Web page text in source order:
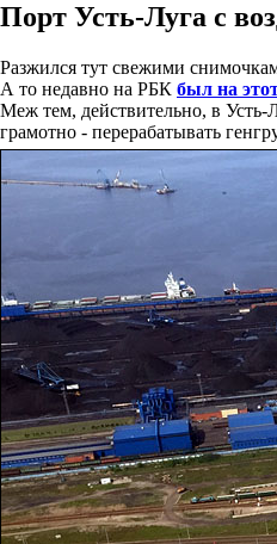
Порт Усть-Луга с
Разжился тут свежими
А то недавно на РБК был на
Меж тем, действительно, в
грамотно - перерабатывать